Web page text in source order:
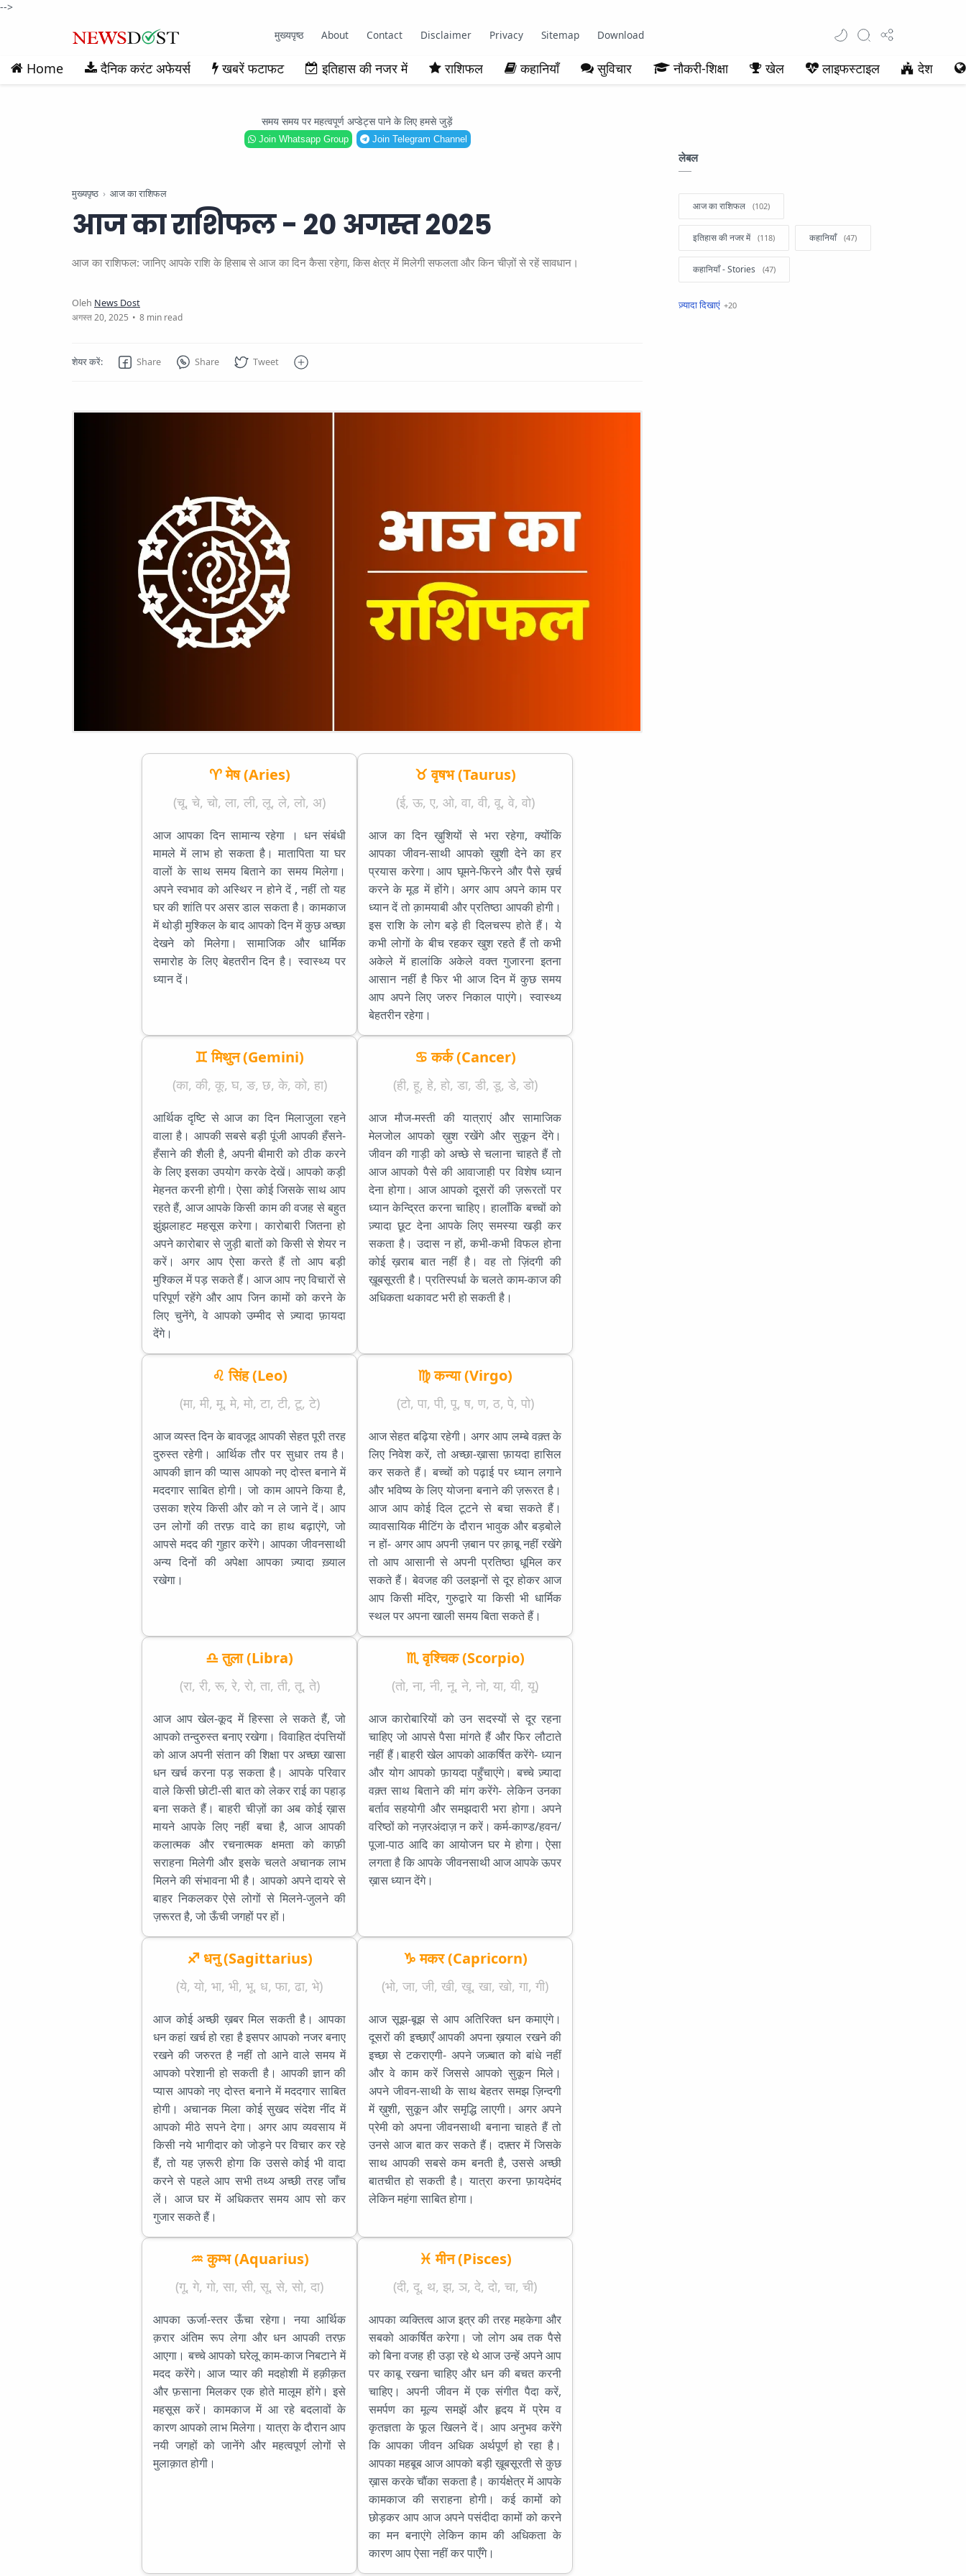
-->
मुख्यपृष्ठ About Contact Disclaimer Privacy Sitemap Download
Home दैनिक करंट अफेयर्स खबरें फटाफट इतिहास की नजर में राशिफल कहानियाँ सुविचार नौकरी-शिक्षा खेल लाइफस्टाइल देश
समय समय पर महत्वपूर्ण अप्डेट्स पाने के लिए हमसे जुड़ें
Join Whatsapp Group Join Telegram Channel
मुख्यपृष्ठ आज का राशिफल
आज का राशिफल - 20 अगस्त 2025
आज का राशिफल: जानिए आपके राशि के हिसाब से आज का दिन कैसा रहेगा, किस क्षेत्र में मिलेगी सफलता और किन चीज़ों से रहें सावधान।
8 min read
♈ मेष (Aries)
(चू, चे, चो, ला, ली, लू, ले, लो, अ)
आज आपका दिन सामान्य रहेगा । धन संबंधी
मामले में लाभ हो सकता है। मातापिता या घर
वालों के साथ समय बिताने का समय मिलेगा।
अपने स्वभाव को अस्थिर न होने दें , नहीं तो यह
घर की शांति पर असर डाल सकता है। कामकाज
में थोड़ी मुश्किल के बाद आपको दिन में कुछ अच्छा
देखने को मिलेगा। सामाजिक और धार्मिक
समारोह के लिए बेहतरीन दिन है। स्वास्थ्य पर
ध्यान दें।
♉ वृषभ (Taurus)
(ई, ऊ, ए, ओ, वा, वी, वू, वे, वो)
आज का दिन ख़ुशियों से भरा रहेगा, क्योंकि
आपका जीवन-साथी आपको ख़ुशी देने का हर
प्रयास करेगा। आप घूमने-फिरने और पैसे ख़र्च
करने के मूड में होंगे। अगर आप अपने काम पर
ध्यान दें तो क़ामयाबी और प्रतिष्ठा आपकी होगी।
इस राशि के लोग बड़े ही दिलचस्प होते हैं। ये
कभी लोगों के बीच रहकर खुश रहते हैं तो कभी
अकेले में हालांकि अकेले वक्त गुजारना इतना
आसान नहीं है फिर भी आज दिन में कुछ समय
आप अपने लिए जरुर निकाल पाएंगे। स्वास्थ्य
बेहतरीन रहेगा।
♊ मिथुन (Gemini)
(का, की, कू, घ, ङ, छ, के, को, हा)
आर्थिक दृष्टि से आज का दिन मिलाजुला रहने
वाला है। आपकी सबसे बड़ी पूंजी आपकी हँसने-
हँसाने की शैली है, अपनी बीमारी को ठीक करने
के लिए इसका उपयोग करके देखें। आपको कड़ी
मेहनत करनी होगी। ऐसा कोई जिसके साथ आप
रहते हैं, आज आपके किसी काम की वजह से बहुत
झुंझलाहट महसूस करेगा। कारोबारी जितना हो
अपने कारोबार से जुड़ी बातों को किसी से शेयर न
करें। अगर आप ऐसा करते हैं तो आप बड़ी
मुश्किल में पड़ सकते हैं। आज आप नए विचारों से
परिपूर्ण रहेंगे और आप जिन कामों को करने के
लिए चुनेंगे, वे आपको उम्मीद से ज़्यादा फ़ायदा
देंगे।
♋ कर्क (Cancer)
(ही, हू, हे, हो, डा, डी, डू, डे, डो)
आज मौज-मस्ती की यात्राएं और सामाजिक
मेलजोल आपको ख़ुश रखेंगे और सुकून देंगे।
जीवन की गाड़ी को अच्छे से चलाना चाहते हैं तो
आज आपको पैसे की आवाजाही पर विशेष ध्यान
देना होगा। आज आपको दूसरों की ज़रूरतों पर
ध्यान केन्द्रित करना चाहिए। हालाँकि बच्चों को
ज़्यादा छूट देना आपके लिए समस्या खड़ी कर
सकता है। उदास न हों, कभी-कभी विफल होना
कोई ख़राब बात नहीं है। वह तो ज़िंदगी की
ख़ूबसूरती है। प्रतिस्पर्धा के चलते काम-काज की
अधिकता थकावट भरी हो सकती है।
♌ सिंह (Leo)
(मा, मी, मू, मे, मो, टा, टी, टू, टे)
आज व्यस्त दिन के बावजूद आपकी सेहत पूरी तरह
दुरुस्त रहेगी। आर्थिक तौर पर सुधार तय है।
आपकी ज्ञान की प्यास आपको नए दोस्त बनाने में
मददगार साबित होगी। जो काम आपने किया है,
उसका श्रेय किसी और को न ले जाने दें। आप
उन लोगों की तरफ़ वादे का हाथ बढ़ाएंगे, जो
आपसे मदद की गुहार करेंगे। आपका जीवनसाथी
अन्य दिनों की अपेक्षा आपका ज़्यादा ख़्याल
रखेगा।
♍ कन्या (Virgo)
(टो, पा, पी, पू, ष, ण, ठ, पे, पो)
आज सेहत बढ़िया रहेगी। अगर आप लम्बे वक़्त के
लिए निवेश करें, तो अच्छा-ख़ासा फ़ायदा हासिल
कर सकते हैं। बच्चों को पढ़ाई पर ध्यान लगाने
और भविष्य के लिए योजना बनाने की ज़रूरत है।
आज आप कोई दिल टूटने से बचा सकते हैं।
व्यावसायिक मीटिंग के दौरान भावुक और बड़बोले
न हों- अगर आप अपनी ज़बान पर क़ाबू नहीं रखेंगे
तो आप आसानी से अपनी प्रतिष्ठा धूमिल कर
सकते हैं। बेवजह की उलझनों से दूर होकर आज
आप किसी मंदिर, गुरुद्वारे या किसी भी धार्मिक
स्थल पर अपना खाली समय बिता सकते हैं।
♎ तुला (Libra)
(रा, री, रू, रे, रो, ता, ती, तू, ते)
आज आप खेल-कूद में हिस्सा ले सकते हैं, जो
आपको तन्दुरुस्त बनाए रखेगा। विवाहित दंपत्तियों
को आज अपनी संतान की शिक्षा पर अच्छा खासा
धन खर्च करना पड़ सकता है। आपके परिवार
वाले किसी छोटी-सी बात को लेकर राई का पहाड़
बना सकते हैं। बाहरी चीज़ों का अब कोई ख़ास
मायने आपके लिए नहीं बचा है, आज आपकी
कलात्मक और रचनात्मक क्षमता को काफ़ी
सराहना मिलेगी और इसके चलते अचानक लाभ
मिलने की संभावना भी है। आपको अपने दायरे से
बाहर निकलकर ऐसे लोगों से मिलने-जुलने की
ज़रूरत है, जो ऊँची जगहों पर हों।
♏ वृश्चिक (Scorpio)
(तो, ना, नी, नू, ने, नो, या, यी, यू)
आज कारोबारियों को उन सदस्यों से दूर रहना
चाहिए जो आपसे पैसा मांगते हैं और फिर लौटाते
नहीं हैं।बाहरी खेल आपको आकर्षित करेंगे- ध्यान
और योग आपको फ़ायदा पहुँचाएंगे। बच्चे ज़्यादा
वक़्त साथ बिताने की मांग करेंगे- लेकिन उनका
बर्ताव सहयोगी और समझदारी भरा होगा। अपने
वरिष्ठों को नज़रअंदाज़ न करें। कर्म-काण्ड/हवन/
पूजा-पाठ आदि का आयोजन घर मे होगा। ऐसा
लगता है कि आपके जीवनसाथी आज आपके ऊपर
ख़ास ध्यान देंगे।
♐ धनु (Sagittarius)
(ये, यो, भा, भी, भू, ध, फा, ढा, भे)
आज कोई अच्छी ख़बर मिल सकती है। आपका
धन कहां खर्च हो रहा है इसपर आपको नजर बनाए
रखने की जरुरत है नहीं तो आने वाले समय में
आपको परेशानी हो सकती है। आपकी ज्ञान की
प्यास आपको नए दोस्त बनाने में मददगार साबित
होगी। अचानक मिला कोई सुखद संदेश नींद में
आपको मीठे सपने देगा। अगर आप व्यवसाय में
किसी नये भागीदार को जोड़ने पर विचार कर रहे
हैं, तो यह ज़रूरी होगा कि उससे कोई भी वादा
करने से पहले आप सभी तथ्य अच्छी तरह जाँच
लें। आज घर में अधिकतर समय आप सो कर
गुजार सकते हैं।
♑ मकर (Capricorn)
(भो, जा, जी, खी, खू, खा, खो, गा, गी)
आज सूझ-बूझ से आप अतिरिक्त धन कमाएंगे।
दूसरों की इच्छाएँ आपकी अपना ख़याल रखने की
इच्छा से टकराएगी- अपने जज़्बात को बांधे नहीं
और वे काम करें जिससे आपको सुकून मिले।
अपने जीवन-साथी के साथ बेहतर समझ ज़िन्दगी
में ख़ुशी, सुकून और समृद्धि लाएगी। अगर अपने
प्रेमी को अपना जीवनसाथी बनाना चाहते हैं तो
उनसे आज बात कर सकते हैं। दफ़्तर में जिसके
साथ आपकी सबसे कम बनती है, उससे अच्छी
बातचीत हो सकती है। यात्रा करना फ़ायदेमंद
लेकिन महंगा साबित होगा।
♒ कुम्भ (Aquarius)
(गू, गे, गो, सा, सी, सू, से, सो, दा)
आपका ऊर्जा-स्तर ऊँचा रहेगा। नया आर्थिक
क़रार अंतिम रूप लेगा और धन आपकी तरफ़
आएगा। बच्चे आपको घरेलू काम-काज निबटाने में
मदद करेंगे। आज प्यार की मदहोशी में हक़ीक़त
और फ़साना मिलकर एक होते मालूम होंगे। इसे
महसूस करें। कामकाज में आ रहे बदलावों के
कारण आपको लाभ मिलेगा। यात्रा के दौरान आप
नयी जगहों को जानेंगे और महत्वपूर्ण लोगों से
मुलाक़ात होगी।
♓ मीन (Pisces)
(दी, दू, थ, झ, ञ, दे, दो, चा, ची)
आपका व्यक्तित्व आज इत्र की तरह महकेगा और
सबको आकर्षित करेगा। जो लोग अब तक पैसे
को बिना वजह ही उड़ा रहे थे आज उन्हें अपने आप
पर काबू रखना चाहिए और धन की बचत करनी
चाहिए। अपनी जीवन में एक संगीत पैदा करें,
समर्पण का मूल्य समझें और हृदय में प्रेम व
कृतज्ञता के फूल खिलने दें। आप अनुभव करेंगे
कि आपका जीवन अधिक अर्थपूर्ण हो रहा है।
आपका महबूब आज आपको बड़ी ख़ूबसूरती से कुछ
ख़ास करके चौंका सकता है। कार्यक्षेत्र में आपके
कामकाज की सराहना होगी। कई कामों को
छोड़कर आप आज अपने पसंदीदा कामों को करने
का मन बनाएंगे लेकिन काम की अधिकता के
कारण आप ऐसा नहीं कर पाएँगे।
लेबल
आज का राशिफल
इतिहास की नजर में कहानियाँ
कहानियाँ - Stories
खबरें फटाफट